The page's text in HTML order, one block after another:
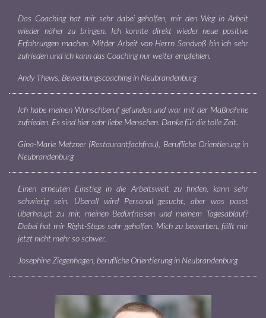
Das Coaching hat mir sehr dabei geholfen, mir den Weg in Arbeit
wieder näher zu bringen. Ich konnte direkt wieder neue positive
Erfahrungen machen. Mitder Arbeit von Herrn Sandvoß bin ich sehr
zufrieden und ich kann das Coaching nur weiter empfehlen.
Andy Thews, Bewerbungscoaching in Neubrandenburg
Ich habe meinen Wunschberuf gefunden und war mit der Maßnahme
zufrieden. Es sind hier sehr liebe Menschen. Danke für die tolle Zeit.
Gina-Marie Metzner (Restaurantfachfrau), Berufliche Orientierung in
Neubrandenburg
Einen erneuten Einstieg in die Arbeitswelt zu finden, kann sehr
schwierig sein. Überall wird Personal gesucht, aber was passt
überhaupt zu mir, meinen Bedürfnissen und meinem Tagesablauf?
Dabei hat mir Right-Steps sehr geholfen. Mich zu bewerben, fällt mir
jetzt nicht mehr so schwer.
Josephine Ziegenhagen, berufliche Orientierung in Neubrandenburg